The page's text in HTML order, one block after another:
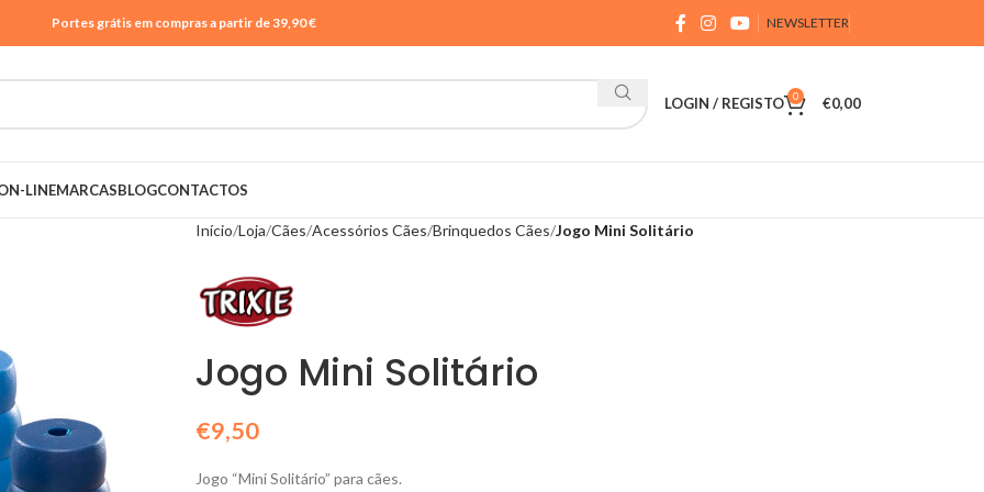
Portes grátis em compras a partir de 39,90 € NEWSLETTER
LOGIN / REGISTO 0 €0,00
LINEMARCASBLOGCONTACTOS
Início Loja Cães Acessórios Cães Brinquedos Cães Jogo Mini Solitário
Jogo Mini Solitário
€9,50
Jogo “Mini Solitário” para cães.